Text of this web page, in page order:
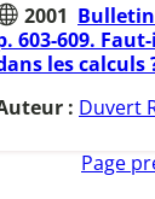
2001 Bulletin
603-609.
les calculs
: Duvert
Page